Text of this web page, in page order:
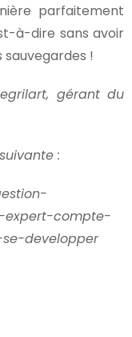
parfaitement
à-dire sans avoir
sauvegardes !
gérant du
:
compte-
developper